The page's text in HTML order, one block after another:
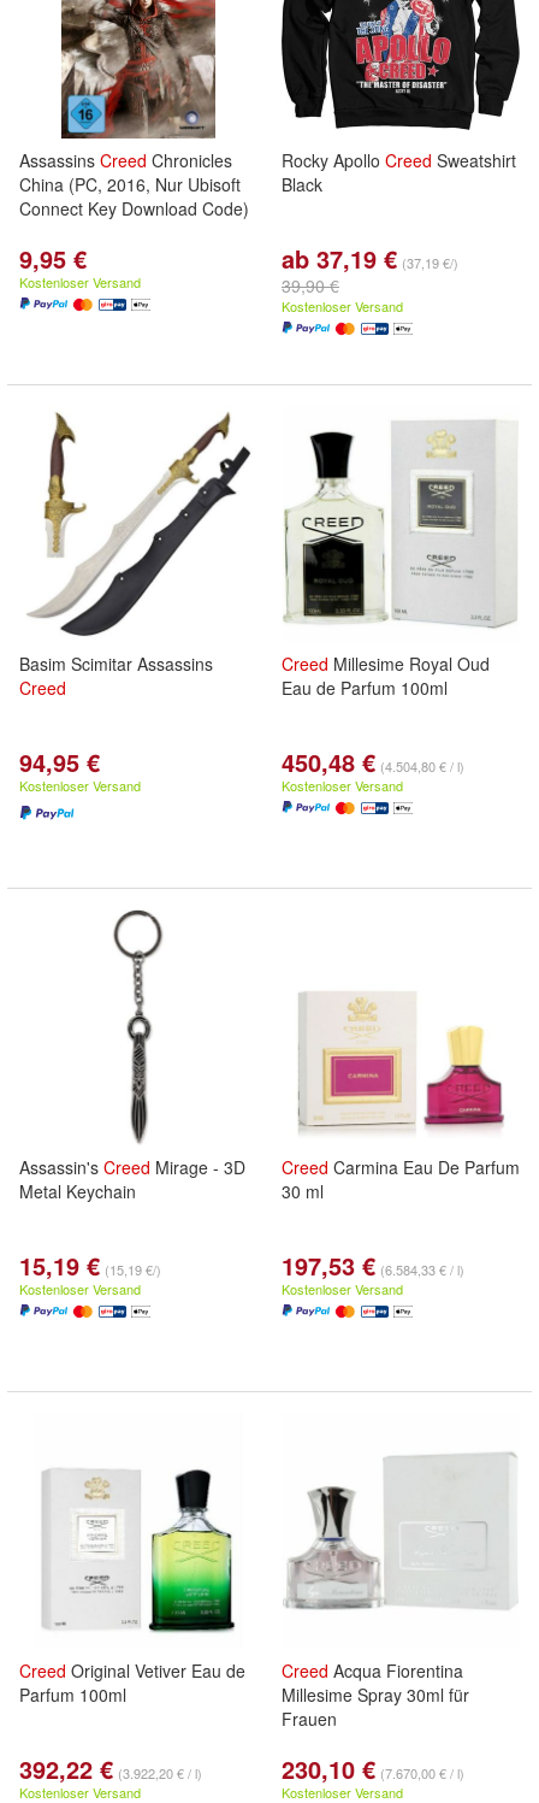
Assassins Creed Chronicles
China (PC, 2016, Nur Ubisoft
Connect Key Download Code)
9,95 €
Kostenloser Versand
Rocky Apollo Creed Sweatshirt
Black
ab 37,19 € (37,19 €/)
39,90 €
Kostenloser Versand
Basim Scimitar Assassins
Creed
94,95 €
Kostenloser Versand
Creed Millesime Royal Oud
Eau de Parfum 100ml
450,48 € (4.504,80 € / l)
Kostenloser Versand
Assassin's Creed Mirage - 3D
Metal Keychain
15,19 € (15,19 €/)
Kostenloser Versand
Creed Carmina Eau De Parfum
30 ml
197,53 € (6.584,33 € / l)
Kostenloser Versand
Creed Original Vetiver Eau de
Parfum 100ml
392,22 € (3.922,20 € / l)
Kostenloser Versand
Creed Acqua Fiorentina
Millesime Spray 30ml für
Frauen
230,10 € (7.670,00 € / l)
Kostenloser Versand